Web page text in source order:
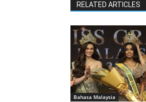
RELATED ARTICLES
Bahasa Malaysia